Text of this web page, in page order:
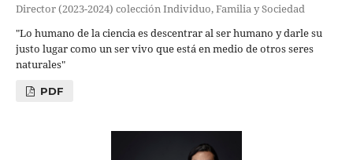
Director (2023-2024) colección Individuo, Familia y Sociedad
"Lo humano de la ciencia es descentrar al ser humano y darle su
justo lugar como un ser vivo que está en medio de otros seres
naturales"
PDF